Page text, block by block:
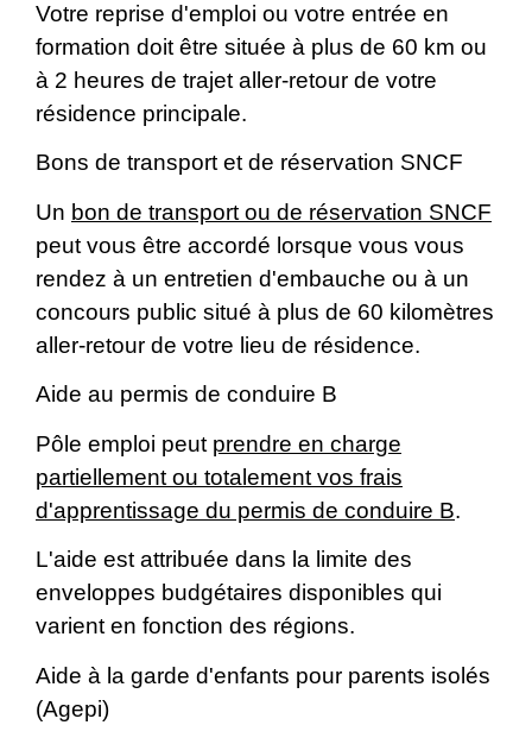
Votre reprise d'emploi ou votre entrée en
formation doit être située à plus de 60 km ou
à 2 heures de trajet aller-retour de votre
résidence principale.
Bons de transport et de réservation SNCF
Un bon de transport ou de réservation SNCF
peut vous être accordé lorsque vous vous
rendez à un entretien d'embauche ou à un
concours public situé à plus de 60 kilomètres
aller-retour de votre lieu de résidence.
Aide au permis de conduire B
Pôle emploi peut prendre en charge
partiellement ou totalement vos frais
d'apprentissage du permis de conduire B.
L'aide est attribuée dans la limite des
enveloppes budgétaires disponibles qui
varient en fonction des régions.
Aide à la garde d'enfants pour parents isolés
(Agepi)